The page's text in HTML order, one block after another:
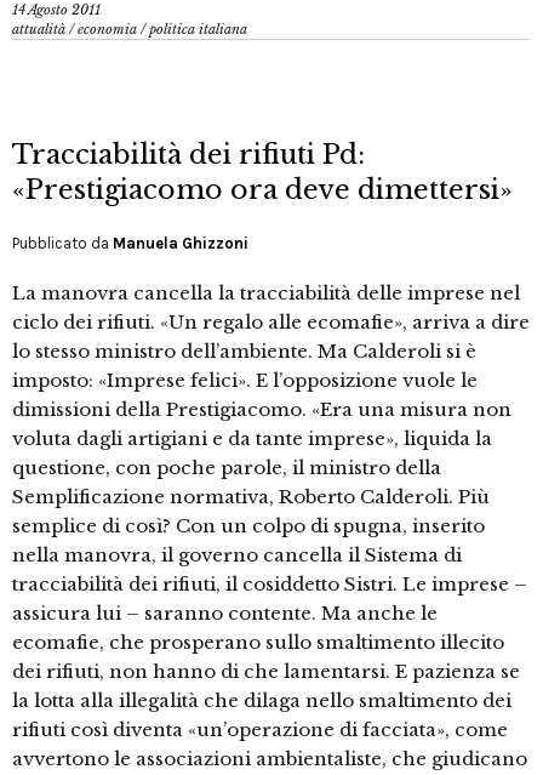
14 Agosto 2011
attualità /economia /politica italiana
Tracciabilità dei rifiuti Pd:
«Prestigiacomo ora deve dimettersi»
Pubblicato da Manuela Ghizzoni
La manovra cancella la tracciabilità delle imprese nel
ciclo dei rifiuti. «Un regalo alle ecomafie», arriva a dire
lo stesso ministro dell’ambiente. Ma Calderoli si è
imposto: «Imprese felici». E l’opposizione vuole le
dimissioni della Prestigiacomo. «Era una misura non
voluta dagli artigiani e da tante imprese», liquida la
questione, con poche parole, il ministro della
Semplificazione normativa, Roberto Calderoli. Più
semplice di così? Con un colpo di spugna, inserito
nella manovra, il governo cancella il Sistema di
tracciabilità dei rifiuti, il cosiddetto Sistri. Le imprese –
assicura lui – saranno contente. Ma anche le
ecomafie, che prosperano sullo smaltimento illecito
dei rifiuti, non hanno di che lamentarsi. E pazienza se
la lotta alla illegalità che dilaga nello smaltimento dei
rifiuti così diventa «un’operazione di facciata», come
avvertono le associazioni ambientaliste, che giudicano